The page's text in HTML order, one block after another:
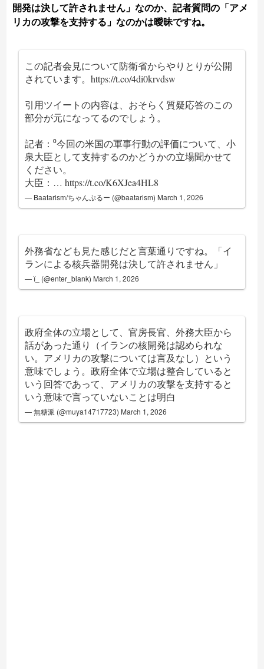
開発は決して許されません」なのか、記者質問の「アメ
リカの攻撃を支持する」なのかは曖昧ですね。
この記者会見について防衛省からやりとりが公開
されています。https://t.co/4di0krvdsw
引用ツイートの内容は、おそらく質疑応答のこの
部分が元になってるのでしょう。
記者：⁰今回の米国の軍事行動の評価について、小
泉大臣として支持するのかどうかの立場聞かせて
ください。
大臣：…https://t.co/K6XJea4HL8
— Baatarism/ちゃんぷるー (@baatarism) March 1, 2026
外務省なども見た感じだと言葉通りですね。「イ
ランによる核兵器開発は決して許されません」
— ї_ (@enter_blank) March 1, 2026
政府全体の立場として、官房長官、外務大臣から
話があった通り（イランの核開発は認められな
い。アメリカの攻撃については言及なし）という
意味でしょう。政府全体で立場は整合していると
いう回答であって、アメリカの攻撃を支持すると
いう意味で言っていないことは明白
— 無糖派 (@muya14717723) March 1, 2026